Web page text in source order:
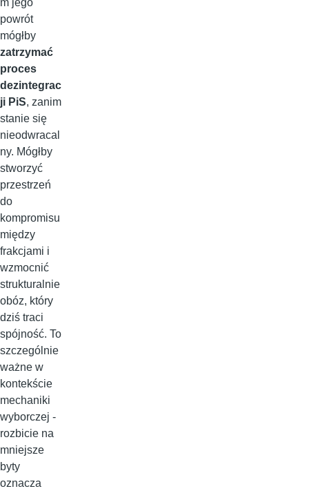
m jego
powrót
mógłby
zatrzymać
proces
dezintegrac
ji PiS, zanim
stanie się
nieodwracal
ny. Mógłby
stworzyć
przestrzeń
do
kompromisu
między
frakcjami i
wzmocnić
strukturalnie
obóz, który
dziś traci
spójność. To
szczególnie
ważne w
kontekście
mechaniki
wyborczej -
rozbicie na
mniejsze
byty
oznacza